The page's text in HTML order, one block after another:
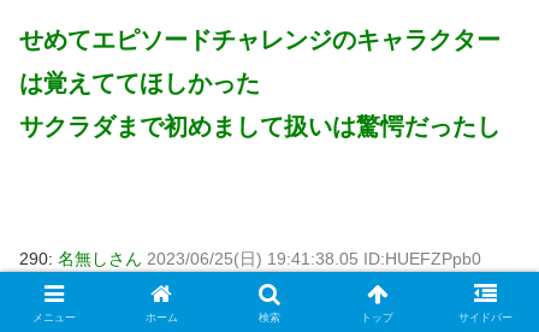
せめてエピソードチャレンジのキャラクター
は覚えててほしかった
サクラダまで初めまして扱いは驚愕だったし
290: 名無しさん 2023/06/25(日) 19:41:38.05 ID:HUEFZPpb0
メニュー ホーム 検索 トップ サイドバー